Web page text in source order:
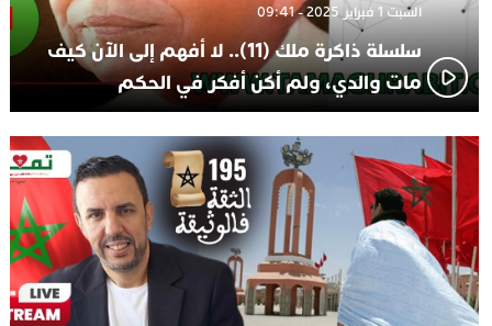
السبت 1 فبراير 2025 - 09:41
سلسلة ذاكرة ملك (11).. لا أفهم إلى الآن كيف
مات والدي، ولم أكن أفكر في الحكم